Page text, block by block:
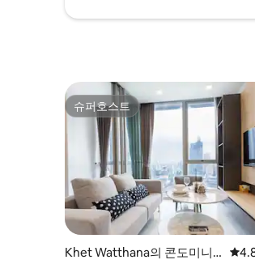
슈퍼호스트
슈퍼호스트
Khet Watthana의 콘도미니
평